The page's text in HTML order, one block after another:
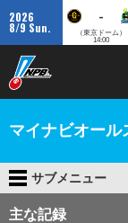
2026
8/9 Sun.
-
（東京ドーム）
14:00
マイナビオール
サブメニュー
主な記録